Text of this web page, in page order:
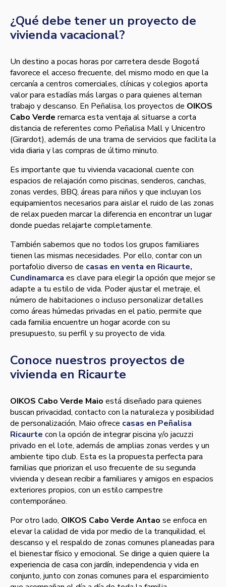
¿Qué debe tener un proyecto de
vivienda vacacional?
Un destino a pocas horas por carretera desde Bogotá
favorece el acceso frecuente, del mismo modo en que la
cercanía a centros comerciales, clínicas y colegios aporta
valor para estadías más largas o para quienes alternan
trabajo y descanso. En Peñalisa, los proyectos de OIKOS
Cabo Verde remarca esta ventaja al situarse a corta
distancia de referentes como Peñalisa Mall y Unicentro
(Girardot), además de una trama de servicios que facilita la
vida diaria y las compras de último minuto.
Es importante que tu vivienda vacacional cuente con
espacios de relajación como piscinas, senderos, canchas,
zonas verdes, BBQ, áreas para niños y que incluyan los
equipamientos necesarios para aislar el ruido de las zonas
de relax pueden marcar la diferencia en encontrar un lugar
donde puedas relajarte completamente.
También sabemos que no todos los grupos familiares
tienen las mismas necesidades. Por ello, contar con un
portafolio diverso de casas en venta en Ricaurte,
Cundinamarca es clave para elegir la opción que mejor se
adapte a tu estilo de vida. Poder ajustar el metraje, el
número de habitaciones o incluso personalizar detalles
como áreas húmedas privadas en el patio, permite que
cada familia encuentre un hogar acorde con su
presupuesto, su perfil y su proyecto de vida.
Conoce nuestros proyectos de
vivienda en Ricaurte
OIKOS Cabo Verde Maio está diseñado para quienes
buscan privacidad, contacto con la naturaleza y posibilidad
de personalización, Maio ofrece casas en Peñalisa
Ricaurte con la opción de integrar piscina y/o jacuzzi
privado en el lote, además de amplias zonas verdes y un
ambiente tipo club. Esta es la propuesta perfecta para
familias que priorizan el uso frecuente de su segunda
vivienda y desean recibir a familiares y amigos en espacios
exteriores propios, con un estilo campestre
contemporáneo.
Por otro lado, OIKOS Cabo Verde Antao se enfoca en
elevar la calidad de vida por medio de la tranquilidad, el
descanso y el respaldo de zonas comunes planeadas para
el bienestar físico y emocional. Se dirige a quien quiere la
experiencia de casa con jardín, independencia y vida en
conjunto, junto con zonas comunes para el esparcimiento